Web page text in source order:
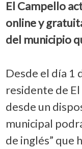
El Campello
online y
del municipio
Desde el día 1
residente de
desde un
municipal
de inglés” que